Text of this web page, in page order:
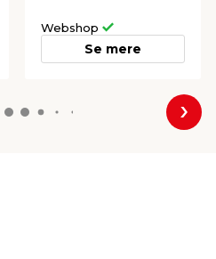
Webshop
Se mere